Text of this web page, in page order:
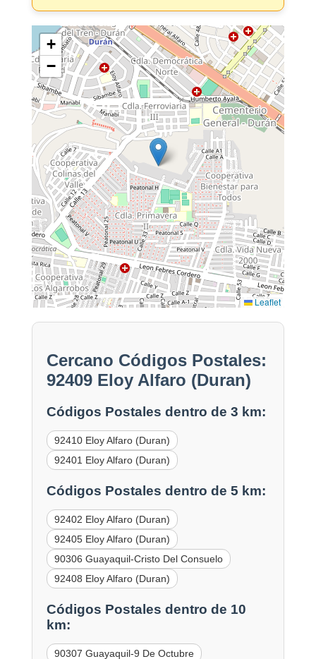
+
−
Leaflet
Cercano Códigos Postales:
92409 Eloy Alfaro (Duran)
Códigos Postales dentro de 3 km:
92410 Eloy Alfaro (Duran)
92401 Eloy Alfaro (Duran)
Códigos Postales dentro de 5 km:
92402 Eloy Alfaro (Duran)
92405 Eloy Alfaro (Duran)
90306 Guayaquil-Cristo Del Consuelo
92408 Eloy Alfaro (Duran)
Códigos Postales dentro de 10
km:
90307 Guayaquil-9 De Octubre